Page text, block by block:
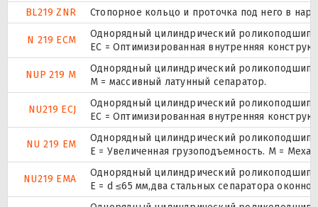
BL219 ZNR
Стопорное кольцо и проточка под него в
N 219 ECM
Однорядный цилиндрический
EC = Оптимизированная внутренняя
NUP 219 M
Однорядный цилиндрический
M = массивный латунный сепаратор.
NU219 ECJ
Однорядный цилиндрический
EC = Оптимизированная внутренняя
NU 219 EM
Однорядный цилиндрический
E = Увеличенная грузоподъемность. М =
NU219 EMA
Однорядный цилиндрический
E = d ≤65 мм,два стальных сепаратора